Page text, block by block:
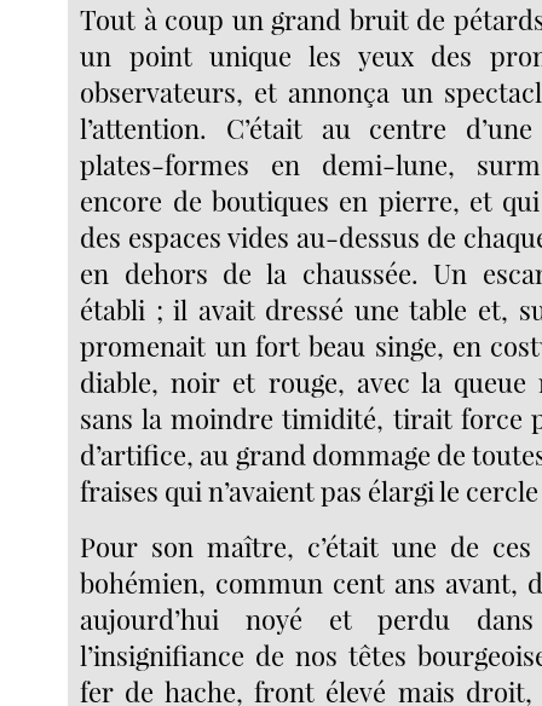
Tout à coup un grand bruit de
un point unique les yeux des
observateurs, et annonça un
l’attention. C’était au centre
plates-formes en demi-lune,
encore de boutiques en pierre, et
des espaces vides au-dessus de
en dehors de la chaussée. Un
établi ; il avait dressé une table et,
promenait un fort beau singe, en
diable, noir et rouge, avec la
sans la moindre timidité, tirait force
d’artifice, au grand dommage de
fraises qui n’avaient pas élargi le
Pour son maître, c’était une de
bohémien, commun cent ans avant,
aujourd’hui noyé et perdu
l’insignifiance de nos têtes
fer de hache, front élevé mais